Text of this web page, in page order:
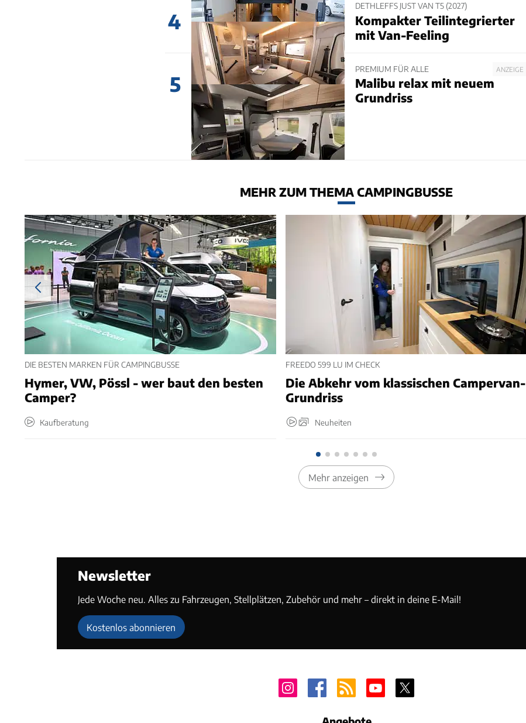
4
DETHLEFFS JUST VAN T5 (2027)
Kompakter Teilintegrierter
mit Van-Feeling
5
ANZEIGE
PREMIUM FÜR ALLE
Malibu relax mit neuem
Grundriss
MEHR ZUM THEMA CAMPINGBUSSE
DIE BESTEN MARKEN FÜR CAMPINGBUSSE
Hymer, VW, Pössl - wer baut den besten
Camper?
Kaufberatung
FREEDO 599 LU IM CHECK
Die Abkehr vom klassischen Campervan-
Grundriss
Neuheiten
Mehr anzeigen
Newsletter
Jede Woche neu. Alles zu Fahrzeugen, Stellplätzen, Zubehör und mehr – direkt in deine E-Mail!
Kostenlos abonnieren